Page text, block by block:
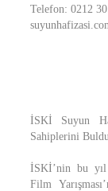
Telefon: 0212
İSKİ Suyun
Sahiplerini
İSKİ’nin bu yıl
Film